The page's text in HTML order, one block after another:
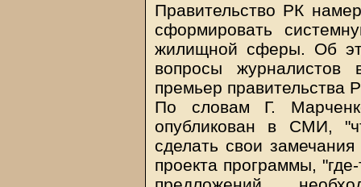
Правительство РК
сформировать
жилищной сферы. Об
вопросы
премьер правительства
По словам Г.
опубликован в СМИ,
сделать свои
проекта программы,